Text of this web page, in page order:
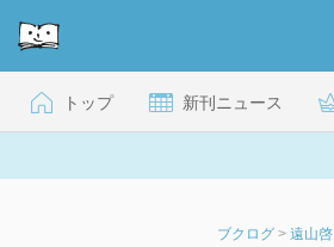
トップ 新刊ニュース
ブクログ > 遠山啓